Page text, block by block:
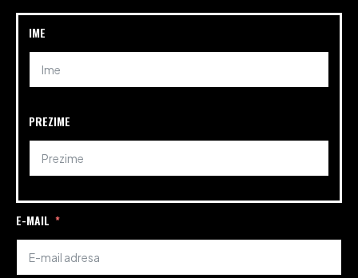
IME
PREZIME
E-MAIL